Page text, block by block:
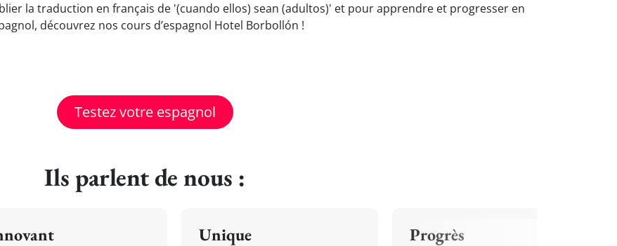
la traduction en français de '(cuando ellos) sean (adultos)' et pour apprendre et progresser en
découvrez nos cours d’espagnol Hotel Borbollón !
Testez votre espagnol
Ils parlent de nous :
Unique Progrès